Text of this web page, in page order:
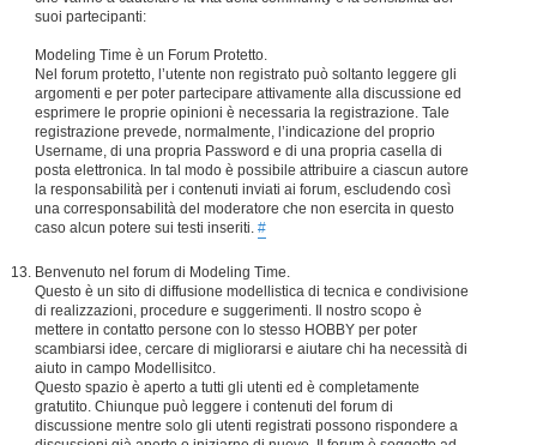
suoi partecipanti:
Modeling Time è un Forum Protetto.
Nel forum protetto, l’utente non registrato può soltanto leggere gli
argomenti e per poter partecipare attivamente alla discussione ed
esprimere le proprie opinioni è necessaria la registrazione. Tale
registrazione prevede, normalmente, l’indicazione del proprio
Username, di una propria Password e di una propria casella di
posta elettronica. In tal modo è possibile attribuire a ciascun autore
la responsabilità per i contenuti inviati ai forum, escludendo così
una corresponsabilità del moderatore che non esercita in questo
caso alcun potere sui testi inseriti. #
Benvenuto nel forum di Modeling Time.
Questo è un sito di diffusione modellistica di tecnica e condivisione
di realizzazioni, procedure e suggerimenti. Il nostro scopo è
mettere in contatto persone con lo stesso HOBBY per poter
scambiarsi idee, cercare di migliorarsi e aiutare chi ha necessità di
aiuto in campo Modellisitco.
Questo spazio è aperto a tutti gli utenti ed è completamente
gratutito. Chiunque può leggere i contenuti del forum di
discussione mentre solo gli utenti registrati possono rispondere a